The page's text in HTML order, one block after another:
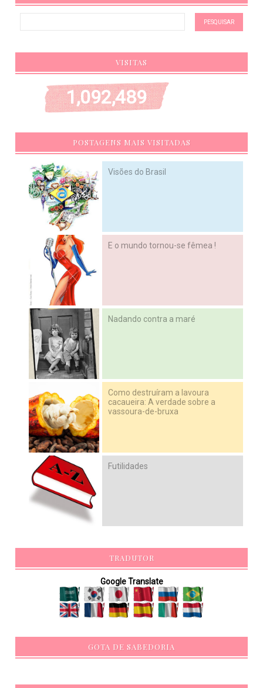
VISITAS
1,092,489
POSTAGENS MAIS VISITADAS
Visões do Brasil
E o mundo tornou-se fêmea !
Nadando contra a maré
Como destruíram a lavoura
cacaueira: A verdade sobre a
vassoura-de-bruxa
Futilidades
TRADUTOR
Google Translate
GOTA DE SABEDORIA